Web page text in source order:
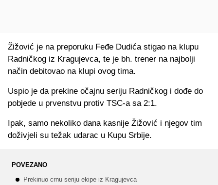
Žižović je na preporuku Feđe Dudića stigao na klupu
Radničkog iz Kragujevca, te je bh. trener na najbolji
način debitovao na klupi ovog tima.
Uspio je da prekine očajnu seriju Radničkog i dođe do
pobjede u prvenstvu protiv TSC-a sa 2:1.
Ipak, samo nekoliko dana kasnije Žižović i njegov tim
doživjeli su težak udarac u Kupu Srbije.
POVEZANO
Prekinuo crnu seriju ekipe iz Kragujevca